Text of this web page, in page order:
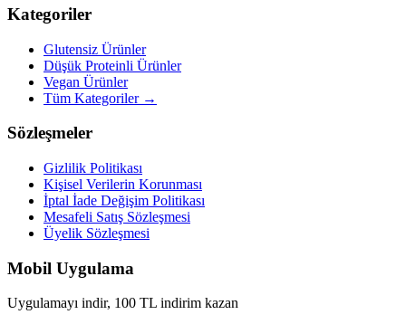
Kategoriler
Glutensiz Ürünler
Düşük Proteinli Ürünler
Vegan Ürünler
Tüm Kategoriler →
Sözleşmeler
Gizlilik Politikası
Kişisel Verilerin Korunması
İptal İade Değişim Politikası
Mesafeli Satış Sözleşmesi
Üyelik Sözleşmesi
Mobil Uygulama
Uygulamayı indir, 100 TL indirim kazan